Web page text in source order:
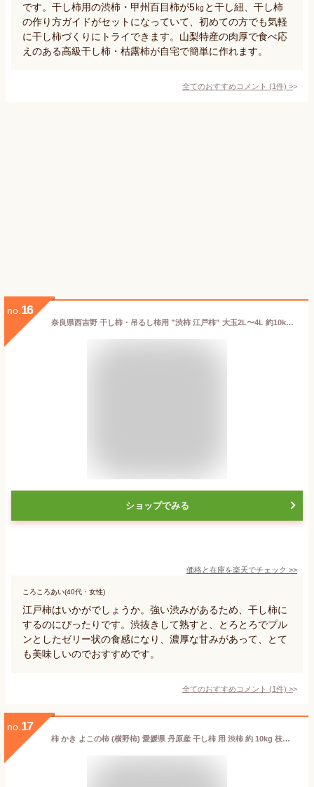
です。干し柿用の渋柿・甲州百目柿が5㎏と干し紐、干し柿
の作り方ガイドがセットになっていて、初めての方でも気軽
に干し柿づくりにトライできます。山梨特産の肉厚で食べ応
えのある高級干し柿・枯露柿が自宅で簡単に作れます。
全てのおすすめコメント (1件) >
no. 16
奈良県西吉野 干し柿・吊るし柿用 ”渋柿 江戸柿” 大玉2L〜4L 約10kg【予約 11月以降】 送料無料
ショップでみる
価格と在庫を楽天でチェック >>
ころころあい(40代・女性)
江戸柿はいかがでしょうか。強い渋みがあるため、干し柿に
するのにぴったりです。渋抜きして熟すと、とろとろでプル
ンとしたゼリー状の食感になり、濃厚な甘みがあって、とて
も美味しいのでおすすめです。
全てのおすすめコメント (1件) >
no. 17
柿 かき よこの柿 (横野柿) 愛媛県 丹原産 干し柿 用 渋柿 約 10kg 枝付渋柿 干し柿 つるし柿 あんぽ柿 さらし柿用 《予約販売》 11月下旬以降 ご注文順に発送 【よこの柿 10キロ】